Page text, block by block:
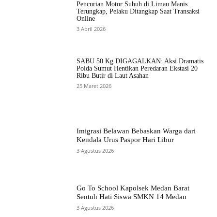
Pencurian Motor Subuh di Limau Manis
Terungkap, Pelaku Ditangkap Saat Transaksi
Online
3 April 2026
SABU 50 Kg DIGAGALKAN: Aksi Dramatis
Polda Sumut Hentikan Peredaran Ekstasi 20
Ribu Butir di Laut Asahan
25 Maret 2026
Imigrasi Belawan Bebaskan Warga dari
Kendala Urus Paspor Hari Libur
3 Agustus 2026
Go To School Kapolsek Medan Barat
Sentuh Hati Siswa SMKN 14 Medan
3 Agustus 2026